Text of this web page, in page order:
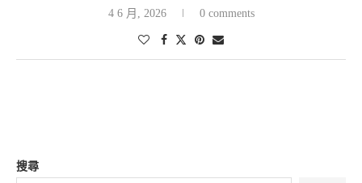
4 6 月, 2026 0 comments
搜尋